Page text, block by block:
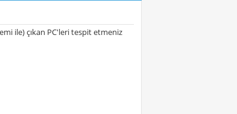
ile) çıkan PC'leri tespit etmeniz